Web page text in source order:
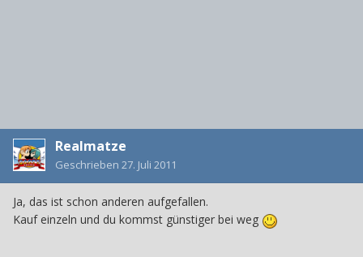
Realmatze
Geschrieben 27. Juli 2011
Ja, das ist schon anderen aufgefallen.
Kauf einzeln und du kommst günstiger bei weg